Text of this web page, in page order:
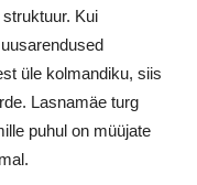
Kui
üle kolmandiku, siis
Lasnamäe turg
puhul on müüjate